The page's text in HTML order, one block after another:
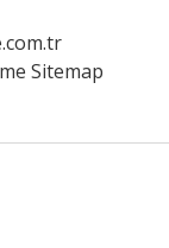
Sitemap